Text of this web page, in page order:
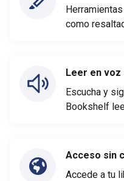
como
Leer en voz
Escucha y
Bookshelf
Acceso sin
Accede a tu